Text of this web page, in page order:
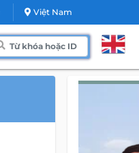
Việt Nam